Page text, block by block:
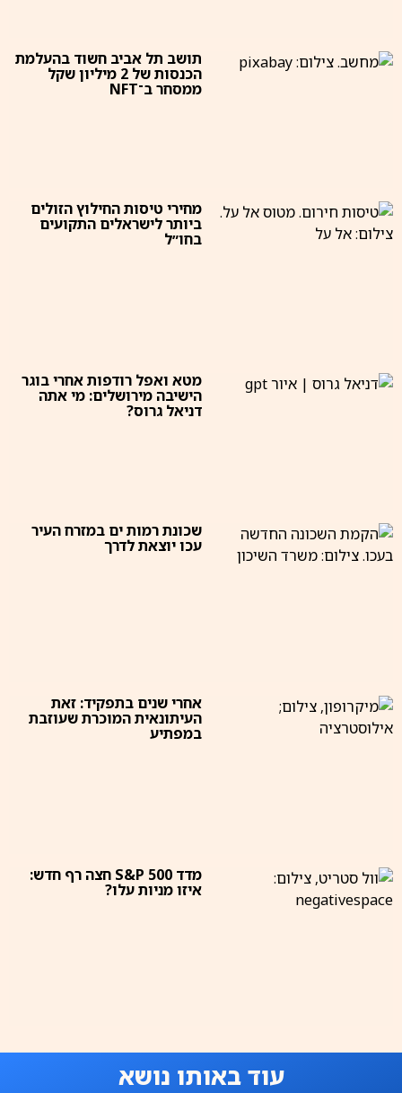
תושב תל אביב חשוד בהעלמת
הכנסות של 2 מיליון שקל
ממסחר ב־NFT
מחירי טיסות החילוץ הזולים
ביותר לישראלים התקועים
בחו״ל
מטא ואפל רודפות אחרי בוגר
הישיבה מירושלים: מי אתה
דניאל גרוס?
שכונת רמות ים במזרח העיר
עכו יוצאת לדרך
אחרי שנים בתפקיד: זאת
העיתונאית המוכרת שעוזבת
במפתיע
מדד S&P 500 חצה רף חדש:
איזו מניות עלו?
עוד באותו נושא